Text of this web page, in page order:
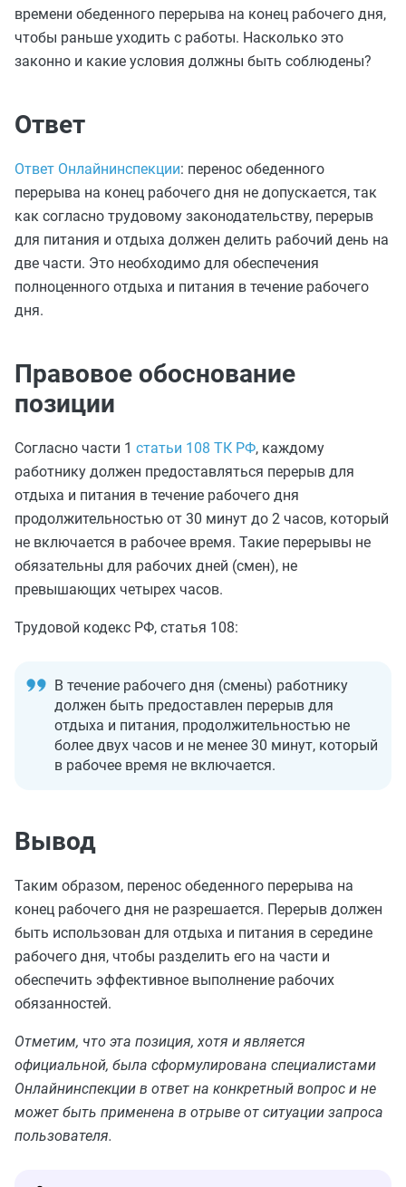
времени обеденного перерыва на конец рабочего дня,
чтобы раньше уходить с работы. Насколько это
законно и какие условия должны быть соблюдены?
Ответ
Ответ Онлайнинспекции: перенос обеденного
перерыва на конец рабочего дня не допускается, так
как согласно трудовому законодательству, перерыв
для питания и отдыха должен делить рабочий день на
две части. Это необходимо для обеспечения
полноценного отдыха и питания в течение рабочего
дня.
Правовое обоснование
позиции
Согласно части 1 статьи 108 ТК РФ, каждому
работнику должен предоставляться перерыв для
отдыха и питания в течение рабочего дня
продолжительностью от 30 минут до 2 часов, который
не включается в рабочее время. Такие перерывы не
обязательны для рабочих дней (смен), не
превышающих четырех часов.
Трудовой кодекс РФ, статья 108:
В течение рабочего дня (смены) работнику
должен быть предоставлен перерыв для
отдыха и питания, продолжительностью не
более двух часов и не менее 30 минут, который
в рабочее время не включается.
Вывод
Таким образом, перенос обеденного перерыва на
конец рабочего дня не разрешается. Перерыв должен
быть использован для отдыха и питания в середине
рабочего дня, чтобы разделить его на части и
обеспечить эффективное выполнение рабочих
обязанностей.
Отметим, что эта позиция, хотя и является
официальной, была сформулирована специалистами
Онлайнинспекции в ответ на конкретный вопрос и не
может быть применена в отрыве от ситуации запроса
пользователя.